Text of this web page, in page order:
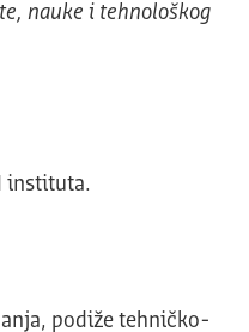
nauke i tehnološkog
instituta.
podiže tehničko-